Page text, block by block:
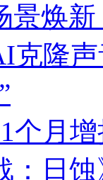
景焕
克隆
个月
：日